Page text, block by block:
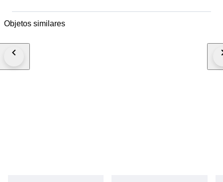
Condizioni interne: buone condizioni. Leggero odore di chiuso.
limitazioni o costi di importazione e dogana sono a carico dell'acquirente.
Objetos similares